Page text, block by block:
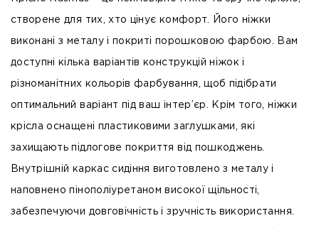
створене для тих, хто цінує комфорт. Його ніжки
виконані з металу і покриті порошковою фарбою. Вам
доступні кілька варіантів конструкцій ніжок і
різноманітних кольорів фарбування, щоб підібрати
оптимальний варіант під ваш інтер’єр. Крім того, ніжки
крісла оснащені пластиковими заглушками, які
захищають підлогове покриття від пошкоджень.
Внутрішній каркас сидіння виготовлено з металу і
наповнено пінополіуретаном високої щільності,
забезпечуючи довговічність і зручність використання.